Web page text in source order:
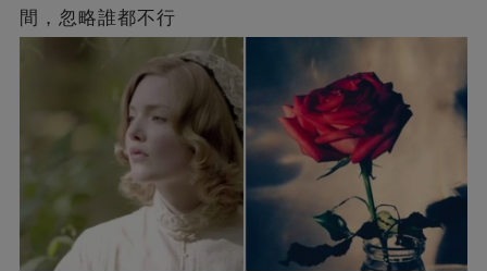
間，忽略誰都不行